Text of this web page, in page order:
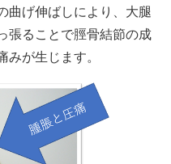
曲げ伸ばしにより、大腿
張ることで脛骨結節の成
みが生じます。